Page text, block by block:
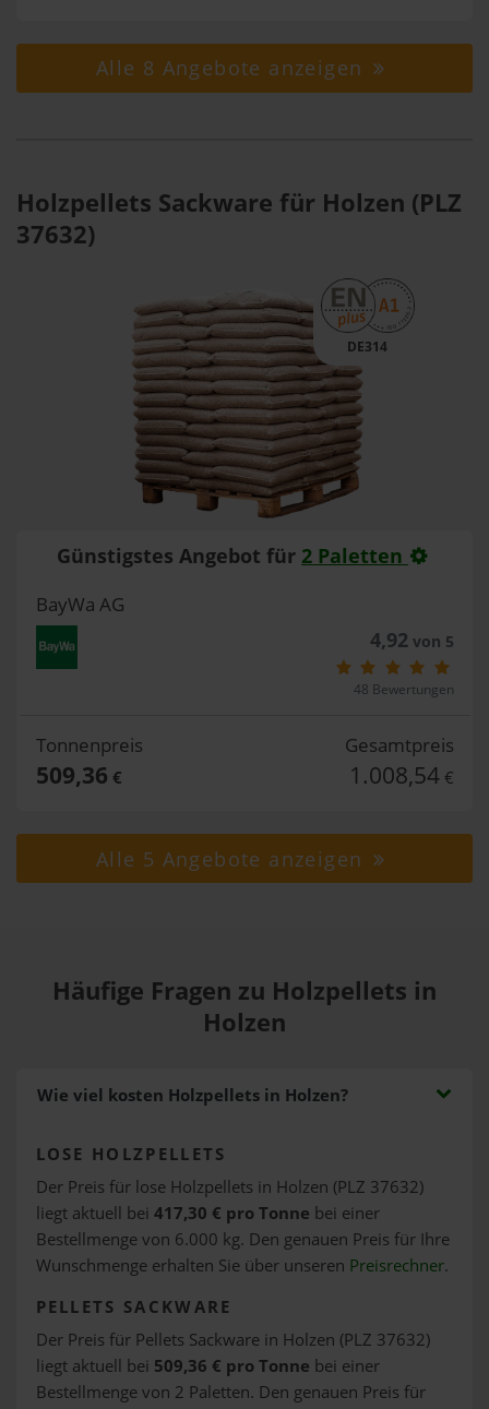
Alle 8 Angebote anzeigen
Holzpellets Sackware für Holzen (PLZ
37632)
DE314
Günstigstes Angebot für 2 Paletten
BayWa AG
4,92von 5
48 Bewertungen
Tonnenpreis
509,36 €
Gesamtpreis
1.008,54 €
Alle 5 Angebote anzeigen
Häufige Fragen zu Holzpellets in
Holzen
Wie viel kosten Holzpellets in Holzen?
LOSE HOLZPELLETS
Der Preis für lose Holzpellets in Holzen (PLZ 37632)
liegt aktuell bei 417,30 € pro Tonne bei einer
Bestellmenge von 6.000 kg. Den genauen Preis für Ihre
Wunschmenge erhalten Sie über unseren Preisrechner.
PELLETS SACKWARE
Der Preis für Pellets Sackware in Holzen (PLZ 37632)
liegt aktuell bei 509,36 € pro Tonne bei einer
Bestellmenge von 2 Paletten. Den genauen Preis für